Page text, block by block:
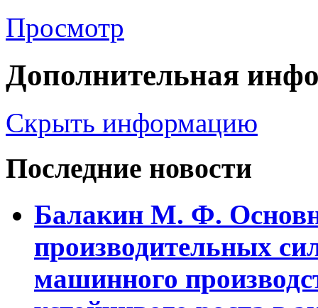
Просмотр
Дополнительная
Скрыть информацию
Последние новости
Балакин М. Ф.
пpоизводительных
машинного